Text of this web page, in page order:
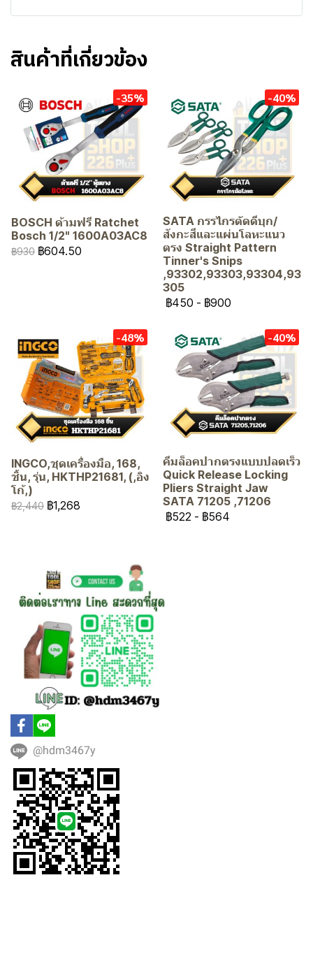
สินค้าที่เกี่ยวข้อง
-35%
BOSCH ด้ามฟรี Ratchet
Bosch 1/2" 1600A03AC8
฿930 ฿604.50
-40%
SATA กรรไกรตัดดีบุก/
สังกะสีและแผ่นโลหะแนว
ตรง Straight Pattern
Tinner's Snips
,93302,93303,93304,93
305
฿450 - ฿900
-48%
INGCO,ชุดเครื่องมือ, 168,
ชิ้น, รุ่น, HKTHP21681, (,อิง
โก้,)
฿2,440 ฿1,268
-40%
คีมล็อคปากตรงแบบปลดเร็ว
Quick Release Locking
Pliers Straight Jaw
SATA 71205 ,71206
฿522 - ฿564
@hdm3467y